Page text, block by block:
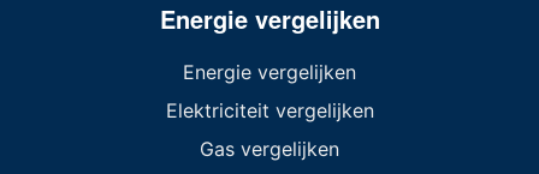
Energie vergelijken
Energie vergelijken
Elektriciteit vergelijken
Gas vergelijken